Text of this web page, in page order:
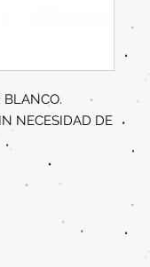
BLANCO.
NECESIDAD DE